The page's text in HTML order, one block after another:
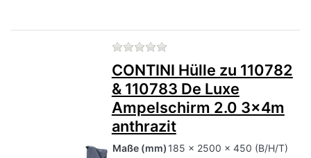
Zu diesem Produkt liegen
CONTINI Hülle zu 110782
& 110783 De Luxe
Ampelschirm 2.0 3x4m
anthrazit
Maße (mm) 185 x 2500 x 450 (B/H/T)